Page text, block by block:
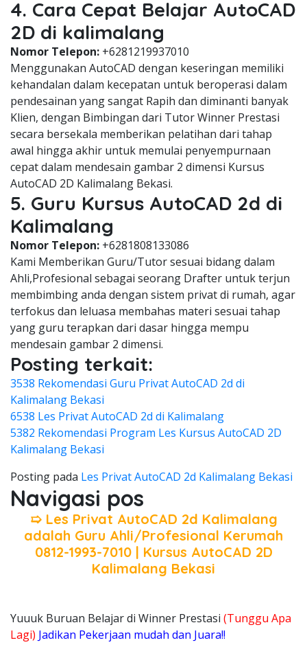
4. Cara Cepat Belajar AutoCAD
2D di kalimalang
Nomor Telepon: +6281219937010
Menggunakan AutoCAD dengan keseringan memiliki
kehandalan dalam kecepatan untuk beroperasi dalam
pendesainan yang sangat Rapih dan diminanti banyak
Klien, dengan Bimbingan dari Tutor Winner Prestasi
secara bersekala memberikan pelatihan dari tahap
awal hingga akhir untuk memulai penyempurnaan
cepat dalam mendesain gambar 2 dimensi Kursus
AutoCAD 2D Kalimalang Bekasi.
5. Guru Kursus AutoCAD 2d di
Kalimalang
Nomor Telepon: +6281808133086
Kami Memberikan Guru/Tutor sesuai bidang dalam
Ahli,Profesional sebagai seorang Drafter untuk terjun
membimbing anda dengan sistem privat di rumah, agar
terfokus dan leluasa membahas materi sesuai tahap
yang guru terapkan dari dasar hingga mempu
mendesain gambar 2 dimensi.
Posting terkait:
3538 Rekomendasi Guru Privat AutoCAD 2d di
Kalimalang Bekasi
6538 Les Privat AutoCAD 2d di Kalimalang
5382 Rekomendasi Program Les Kursus AutoCAD 2D
Kalimalang Bekasi
Posting pada Les Privat AutoCAD 2d Kalimalang Bekasi
Navigasi pos
➯ Les Privat AutoCAD 2d Kalimalang
adalah Guru Ahli/Profesional Kerumah
0812-1993-7010 | Kursus AutoCAD 2D
Kalimalang Bekasi
Yuuuk Buruan Belajar di Winner Prestasi (Tunggu Apa
Lagi) Jadikan Pekerjaan mudah dan Juara!!